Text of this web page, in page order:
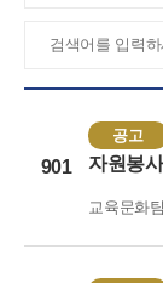
901
공고
자원봉
교육문화팀